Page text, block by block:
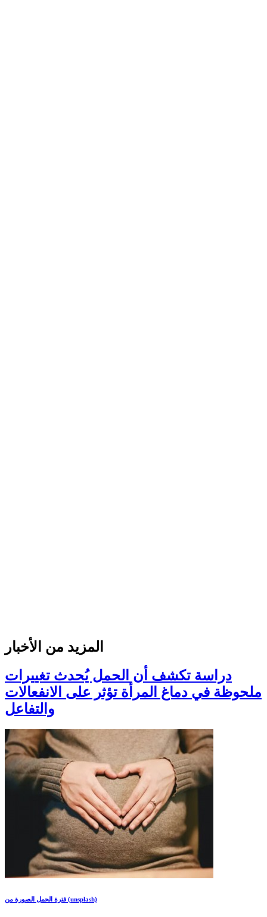
المزيد من الأخبار
دراسة تكشف أن الحمل يُحدث تغييرات
ملحوظة في دماغ المرأة تؤثر على الانفعالات
والتفاعل
فترة الحمل الصورة من (unsplash)